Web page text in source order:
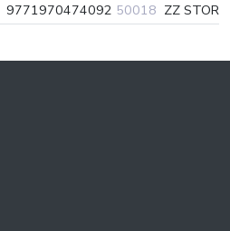
9771970474092 50018 ZZ